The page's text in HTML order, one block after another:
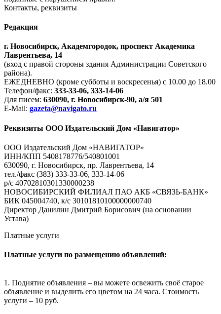
Контакты, реквизиты
Редакция
г. Новосибирск, Академгородок, проспект Академика
Лаврентьева, 14
(вход с правой стороны здания Администрации Советского
района).
ЕЖЕДНЕВНО (кроме субботы и воскресенья) с 10.00 до 18.00
Телефон/факс: 333-33-06, 333-14-06
Для писем: 630090, г. Новосибирск-90, а/я 501
E-Mail: gazeta@navigato.ru
Реквизиты ООО Издательский Дом «Навигатор»
ООО Издательский Дом «НАВИГАТОР»
ИНН/КПП 5408178776/540801001
630090, г. Новосибирск, пр. Лаврентьева, 14
тел./факс (383) 333-33-06, 333-14-06
р/с 40702810301330000238
НОВОСИБИРСКИЙ ФИЛИАЛ ПАО АКБ «СВЯЗЬ-БАНК»
БИК 045004740, к/с 30101810100000000740
Директор Данилин Дмитрий Борисович (на основании
Устава)
Платные услуги
Платные услуги по размещению объявлений:
1. Поднятие объявления – вы можете освежить своё старое
объявление и выделить его цветом на 24 часа. Стоимость
услуги – 10 руб.